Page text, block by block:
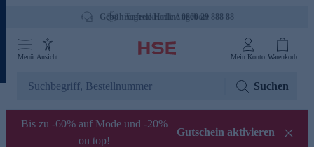
Gebührenfreie Hotline 0800 29 888 88
Tagesaktuelle Angebote
Menü Ansicht Mein Konto Warenkorb
Suchen
Bis zu -60% auf Mode und -20%
on top!
Gutschein aktivieren